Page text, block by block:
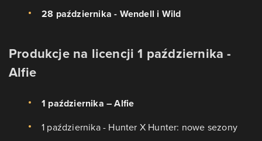
28 października - Wendell i Wild
Produkcje na licencji 1 października -
Alfie
1 października – Alfie
1 października - Hunter X Hunter: nowe sezony